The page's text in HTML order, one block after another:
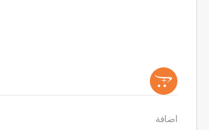
+
اضافة